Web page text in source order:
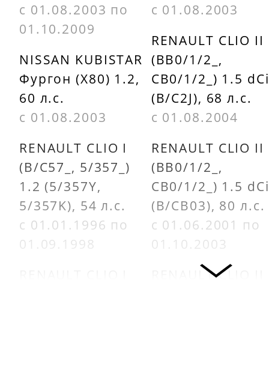
с 01.08.2003 по
01.10.2009
NISSAN KUBISTAR
Фургон (X80) 1.2,
60 л.с.
с 01.08.2003
RENAULT CLIO I
(B/C57_, 5/357_)
1.2 (5/357Y,
5/357K), 54 л.с.
с 01.01.1996 по
01.09.1998
с 01.08.2003
RENAULT CLIO II
(BB0/1/2_,
CB0/1/2_) 1.5 dCi
(B/C2J), 68 л.с.
с 01.08.2004
RENAULT CLIO II
(BB0/1/2_,
CB0/1/2_) 1.5 dCi
(B/CB03), 80 л.с.
с 01.06.2001 по
01.10.2003
RENAULT CLIO II